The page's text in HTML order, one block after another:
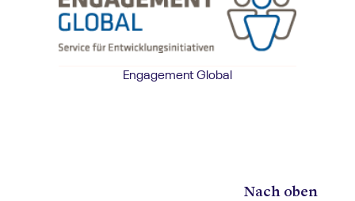
Engagement Global
Nach oben